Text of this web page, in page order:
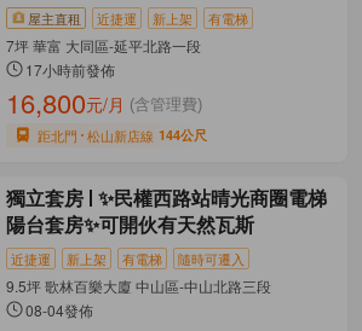
屋主直租 近捷運 新上架 有電梯
7坪 華富 大同區-延平北路一段
17小時前發佈
16,800元/月 (含管理費)
距北門 松山新店線 144公尺
獨立套房
✨民權西路站晴光商圈電梯
陽台套房✨可開伙有天然瓦斯
近捷運 新上架 有電梯 隨時可遷入
9.5坪 歌林百樂大廈 中山區-中山北路三段
08-04發佈